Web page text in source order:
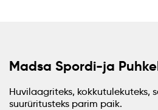
Madsa Spordi-ja
Huvilaagriteks, kokkutulekuteks,
suurüritusteks parim paik.